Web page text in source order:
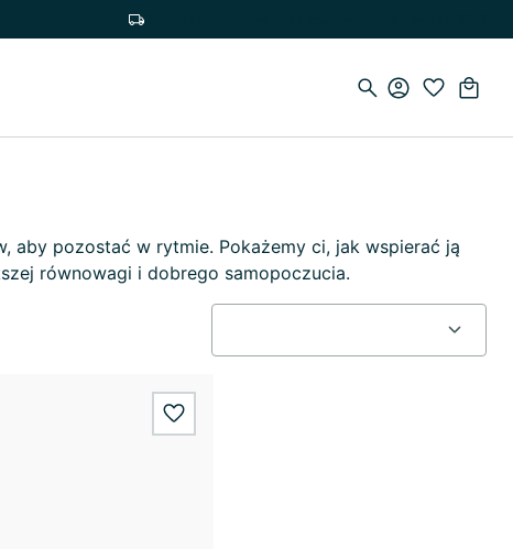
aby pozostać w rytmie. Pokażemy ci, jak wspierać ją
równowagi i dobrego samopoczucia.
wishlist.add